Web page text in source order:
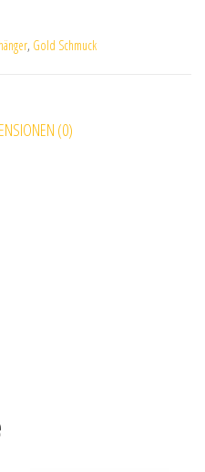
, Gold Schmuck
(0)